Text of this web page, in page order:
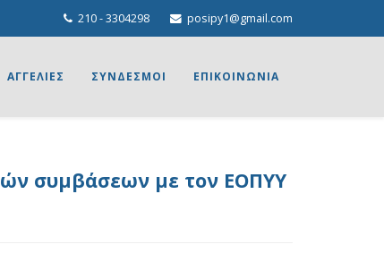
210 - 3304298 posipy1@gmail.com
ΑΓΓΕΛΙΕΣ ΣΥΝΔΕΣΜΟΙ ΕΠΙΚΟΙΝΩΝΙΑ
συμβάσεων με τον ΕΟΠΥΥ